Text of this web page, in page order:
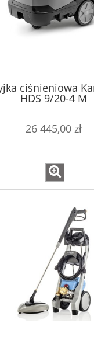
ciśnieniowa
HDS 9/20-4 M
26 445,00 zł